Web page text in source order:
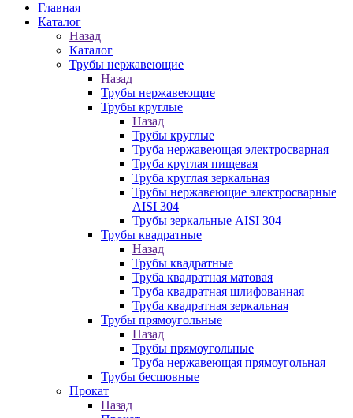
Главная
Каталог
Назад
Каталог
Трубы нержавеющие
Назад
Трубы нержавеющие
Трубы круглые
Назад
Трубы круглые
Труба нержавеющая электросварная
Труба круглая пищевая
Труба круглая зеркальная
Трубы нержавеющие электросварные
AISI 304
Трубы зеркальные AISI 304
Трубы квадратные
Назад
Трубы квадратные
Труба квадратная матовая
Труба квадратная шлифованная
Труба квадратная зеркальная
Трубы прямоугольные
Назад
Трубы прямоугольные
Труба нержавеющая прямоугольная
Трубы бесшовные
Прокат
Назад